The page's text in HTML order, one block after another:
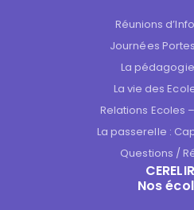
Réunions
Journées
La pédagogie
La vie des
Relations Ecoles
La passerelle :
Questions /
Nos